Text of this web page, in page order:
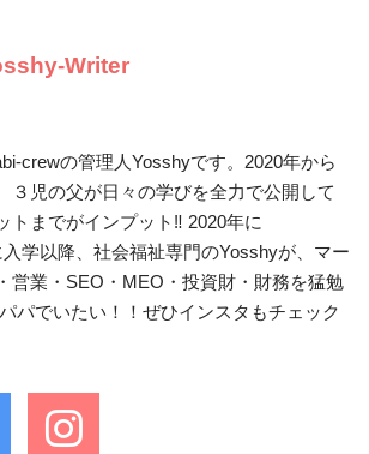
Writer
crewの管理人Yosshyです。2020年から
３児の父が日々の学びを全力で公開して
トまでがインプット‼ 2020年に
学以降、社会福祉専門のYosshyが、マー
営業・SEO・MEO・投資財・財務を猛勉
パでいたい！！ぜひインスタもチェック